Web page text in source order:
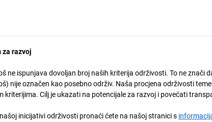
za razvoj
ne ispunjava dovoljan broj naših kriterija održivosti. To ne znači
nije označen kao posebno održiv. Naša procjena održivosti
kriterijima. Cilj je ukazati na potencijale za razvoj i povećati
inicijativi održivosti pronaći ćete na našoj stranici s